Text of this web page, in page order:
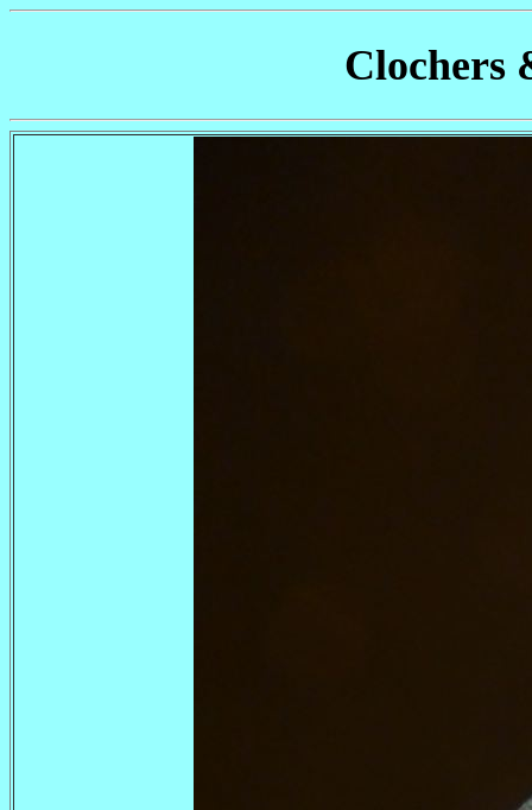
Clochers